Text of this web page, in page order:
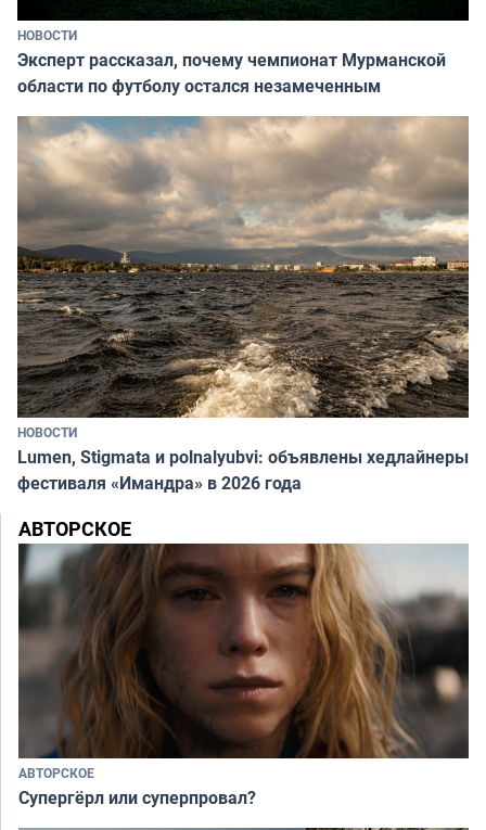
НОВОСТИ
Эксперт рассказал, почему чемпионат Мурманской
области по футболу остался незамеченным
НОВОСТИ
Lumen, Stigmata и polnalyubvi: объявлены хедлайнеры
фестиваля «Имандра» в 2026 года
АВТОРСКОЕ
АВТОРСКОЕ
Супергёрл или суперпровал?